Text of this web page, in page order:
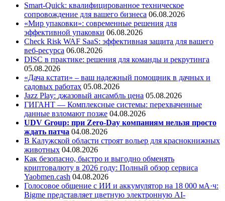
Smart-Quick: квалифицированное техническое
сопровождение для вашего бизнеса 06.08.2026
«Мир упаковки»: современные решения для
эффективной упаковки 06.08.2026
Check Risk WAF SaaS: эффективная защита для вашего
веб-ресурса 06.08.2026
DISC в практике: решения для команды и рекрутинга
05.08.2026
«Дача кстати» – ваш надежный помощник в дачных и
садовых работах 05.08.2026
Jazz Play: джазовый ансамбль цена 05.08.2026
ГИГАНТ — Комплексные системы: перехваченные
данные взломают позже 04.08.2026
UDV Group: при Zero-Day компаниям нельзя просто
ждать патча 04.08.2026
В Калужской области строят вольер для краснокнижных
животных 04.08.2026
Как безопасно, быстро и выгодно обменять
криптовалюту в 2026 году: Полный обзор сервиса
Yaobmen.cash 04.08.2026
Голосовое общение с ИИ и аккумулятор на 18 000 мА·ч:
Bigme представляет цветную электронную AI-